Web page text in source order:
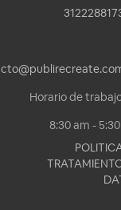
Horario de
8:30 am